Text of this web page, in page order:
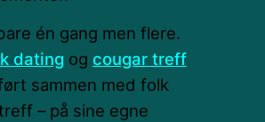
én gang men flere.
dating og cougar treff
sammen med folk
– på sine egne